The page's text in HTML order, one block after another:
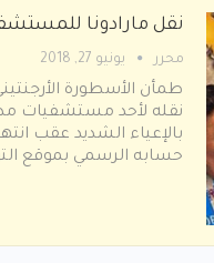
نقل مارادونا
محرر يونيو 27, 2018
طمأن الأسطورة
نقله لأحد مستشفيات
بالإعياء الشديد عقب
حسابه الرسمي بموقع